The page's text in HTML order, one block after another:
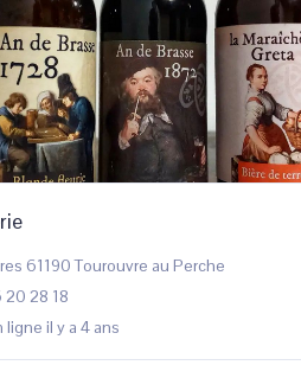
61190 Tourouvre au Perche
28 18
ligne il y a 4 ans